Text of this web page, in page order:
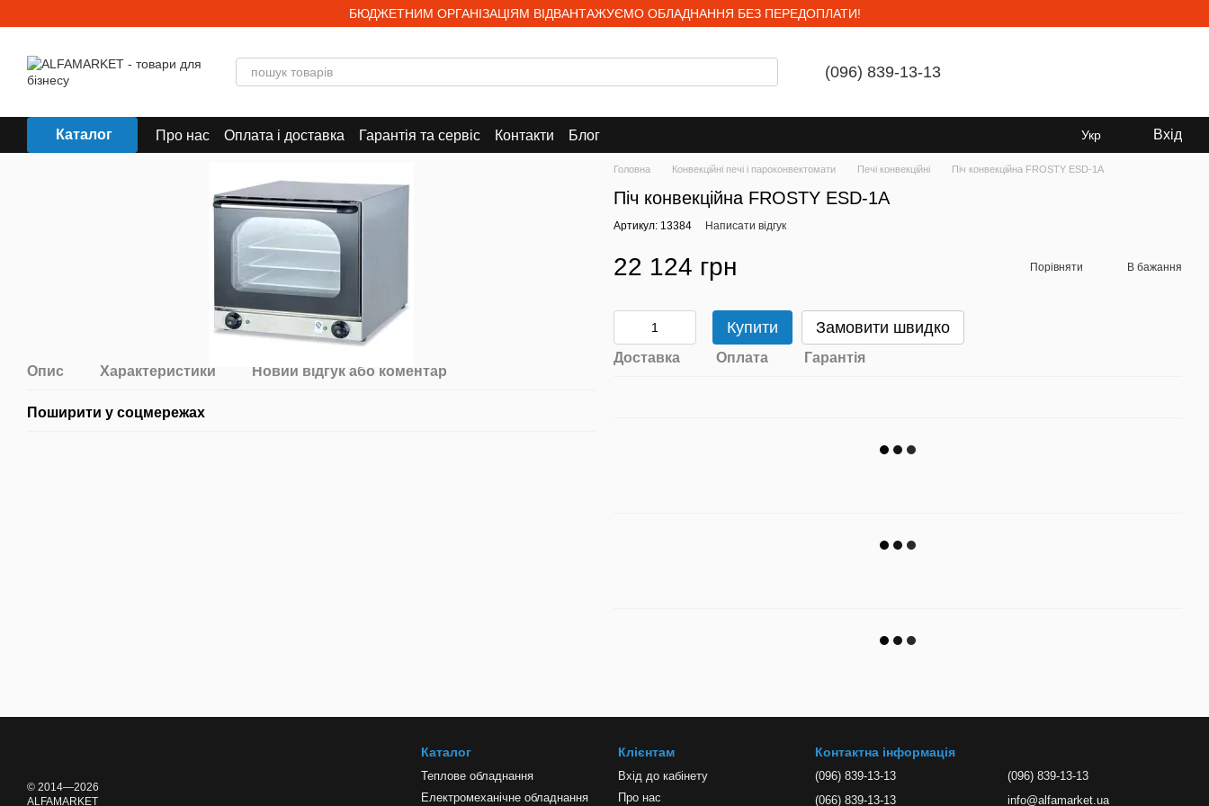
БЮДЖЕТНИМ ОРГАНІЗАЦІЯМ ВІДВАНТАЖУЄМО ОБЛАДНАННЯ БЕЗ ПЕРЕДОПЛАТИ!
(096) 839-13-13
Каталог Про нас Оплата і доставка Гарантія та сервіс Контакти Блог Укр Вхід
Опис Характеристики Новий відгук або коментар
Поширити у соцмережах
Головна Конвекційні печі і пароконвектомати Печі конвекційні Піч конвекційна FROSTY ESD-1A
Піч конвекційна FROSTY ESD-1A
Артикул: 13384 Написати відгук
22 124 грн Порівняти В бажання
Купити Замовити швидко
Доставка Оплата Гарантія
© 2014—2026
ALFAMARKET
Каталог
Теплове обладнання
Електромеханічне обладнання
Клієнтам
Вхід до кабінету
Про нас
Контактна інформація
(096) 839-13-13
(066) 839-13-13
(096) 839-13-13
info@alfamarket.ua